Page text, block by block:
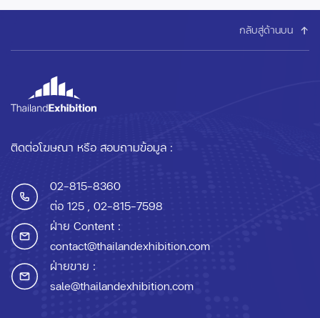
กลับสู่ด้านบน
ติดต่อโฆษณา หรือ สอบถามข้อมูล :
02-815-8360
ต่อ 125 , 02-815-7598
ฝ่าย Content :
contact@thailandexhibition.com
ฝ่ายขาย :
sale@thailandexhibition.com